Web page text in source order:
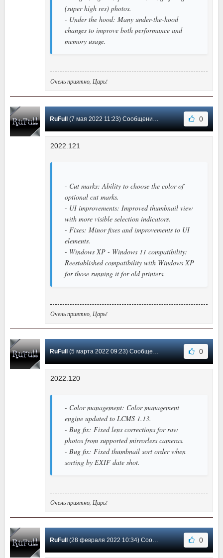
(super high res) photos.
- Under the hood: Many under-the-hood
changes to improve both performance and
memory usage.
Очень приятно, Царь!
RuFull (7 мая 2022 11:23) Сообщение #56 0
2022.121
- Cut marks: Ability to choose the color of
optional cut marks.
- UI improvements: Improved thumbnail view
with more visible selection indicators.
- Fixes: Minor fixes and improvements to UI
elements.
- Windows XP - Windows 11 compatibility:
Reestablished compatibility with Windows XP
for those running it for old printers.
Очень приятно, Царь!
RuFull (5 марта 2022 09:23) Сообщение #55 0
2022.120
- Color management: Color management
engine updated to LCMS 1.13.
- Bug fix: Fixed lens corrections for raw
photos from supported mirrorless cameras.
- Bug fix: Fixed thumbnail sort order when
sorting by EXIF date shot.
Очень приятно, Царь!
RuFull (28 февраля 2022 10:34) Сообщение #54 0